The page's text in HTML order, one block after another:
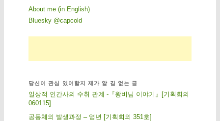
About me (in English)
Bluesky @capcold
당신이 관심 있어할지 제가 알 길 없는 글
일상적 인간사의 수취 관계 -『왕비님 이야기』[기획회의
060115]
공동체의 발생과정 – 영년 [기획회의 351호]